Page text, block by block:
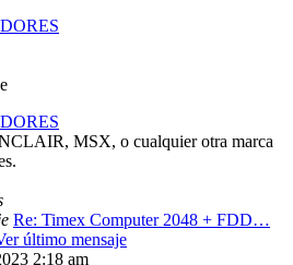
MSX, o cualquier otra marca
Re: Timex Computer 2048 + FDD…
último mensaje
2:18 am